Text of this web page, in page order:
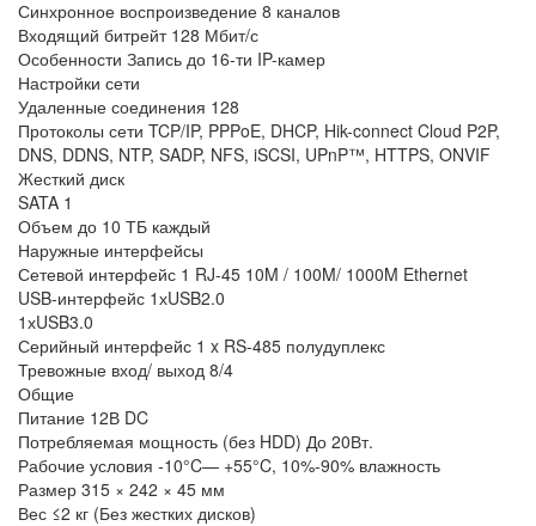
Синхронное воспроизведение 8 каналов
Входящий битрейт 128 Мбит/с
Особенности Запись до 16-ти IP-камер
Настройки сети
Удаленные соединения 128
Протоколы сети TCP/IP, PPPoE, DHCP, Hik-connect Cloud P2P,
DNS, DDNS, NTP, SADP, NFS, iSCSI, UPnP™, HTTPS, ONVIF
Жесткий диск
SATA 1
Объем до 10 ТБ каждый
Наружные интерфейсы
Сетевой интерфейс 1 RJ-45 10M / 100M/ 1000M Ethernet
USB-интерфейс 1хUSB2.0
1хUSB3.0
Серийный интерфейс 1 x RS-485 полудуплекс
Тревожные вход/ выход 8/4
Общие
Питание 12В DC
Потребляемая мощность (без HDD) До 20Вт.
Рабочие условия -10°C— +55°C, 10%-90% влажность
Размер 315 × 242 × 45 мм
Вес ≤2 кг (Без жестких дисков)